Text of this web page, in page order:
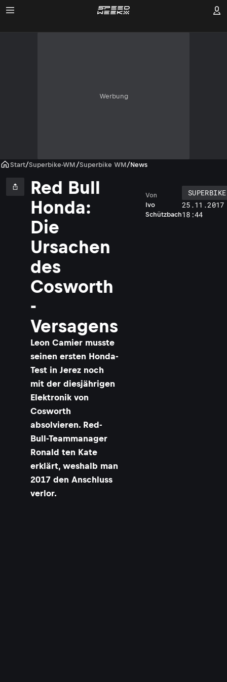
Werbung
Start/Superbike-WM /Superbike WM/News
Red Bull
Honda:
Die
Ursachen
des
Cosworth
-
Versagens
Leon Camier musste
seinen ersten Honda-
Test in Jerez noch
mit der diesjährigen
Elektronik von
Cosworth
absolvieren. Red-
Bull-Teammanager
Ronald ten Kate
erklärt, weshalb man
2017 den Anschluss
verlor.
Ivo
Schützbach
Von
18:44